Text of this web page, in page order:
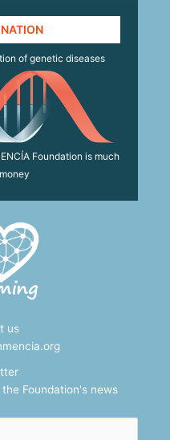
of genetic diseases
Foundation is much
us
Foundation's news